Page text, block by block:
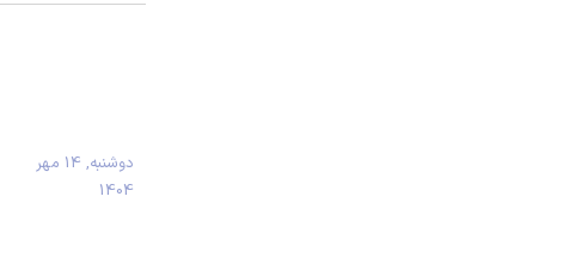
دوشنبه, 14 مهر
1404